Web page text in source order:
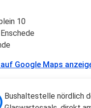
10
Google Maps
Bushaltestelle nördlich